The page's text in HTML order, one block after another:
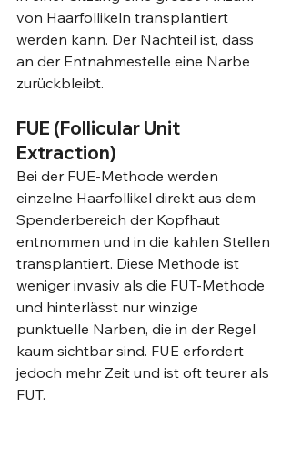
von Haarfollikeln transplantiert
werden kann. Der Nachteil ist, dass
an der Entnahmestelle eine Narbe
zurückbleibt.
FUE (Follicular Unit
Extraction)
Bei der FUE-Methode werden
einzelne Haarfollikel direkt aus dem
Spenderbereich der Kopfhaut
entnommen und in die kahlen Stellen
transplantiert. Diese Methode ist
weniger invasiv als die FUT-Methode
und hinterlässt nur winzige
punktuelle Narben, die in der Regel
kaum sichtbar sind. FUE erfordert
jedoch mehr Zeit und ist oft teurer als
FUT.